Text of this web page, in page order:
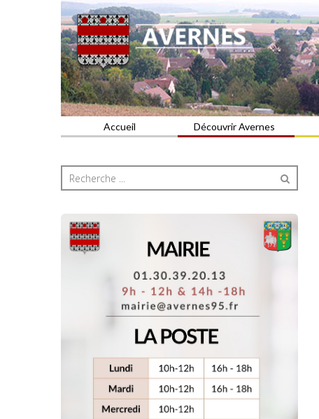
AVERNES
Commune du Val d'Oise
Accueil Découvrir Avernes